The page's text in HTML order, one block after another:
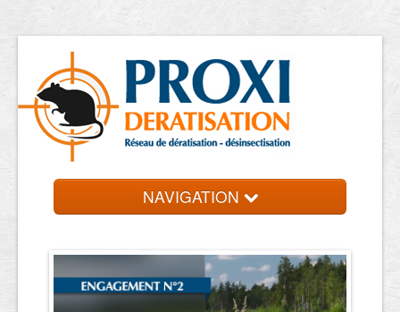
NAVIGATION
Les entreprises
Contact et devis